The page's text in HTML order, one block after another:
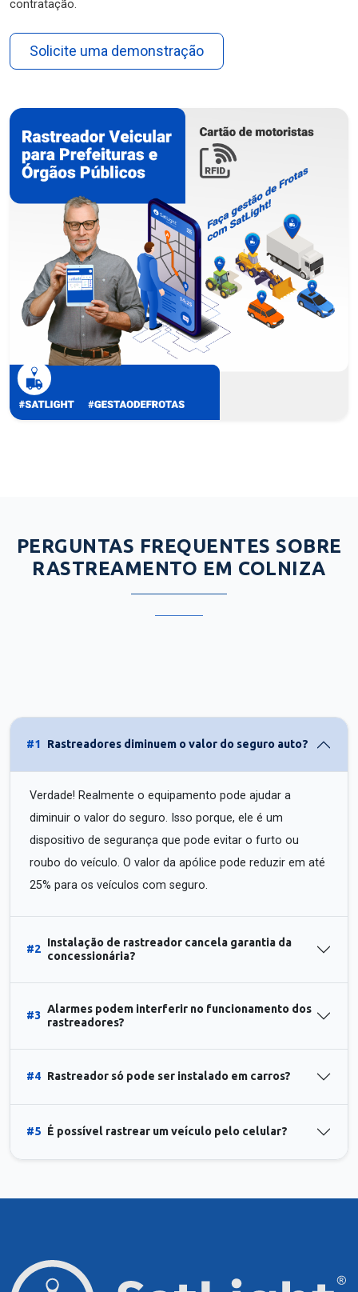
contratação.
Solicite uma demonstração
PERGUNTAS FREQUENTES SOBRE
RASTREAMENTO EM COLNIZA
#1 Rastreadores diminuem o valor do seguro auto?
Verdade! Realmente o equipamento pode ajudar a
diminuir o valor do seguro. Isso porque, ele é um
dispositivo de segurança que pode evitar o furto ou
roubo do veículo. O valor da apólice pode reduzir em até
25% para os veículos com seguro.
#2
Instalação de rastreador cancela garantia da
concessionária?
#3
Alarmes podem interferir no funcionamento dos
rastreadores?
#4 Rastreador só pode ser instalado em carros?
#5 É possível rastrear um veículo pelo celular?